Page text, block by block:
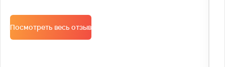
комфортабельных автобусах и в праздничном
настроении были доставлены на торжество.
Посмотреть весь отзыв